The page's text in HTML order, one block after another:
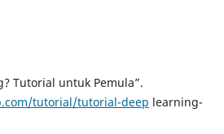
Tutorial untuk Pemula”.
tutorial/tutorial-deep learning-